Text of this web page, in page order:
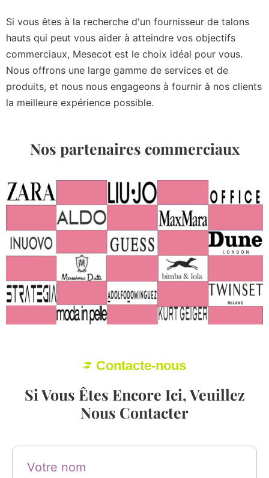
Si vous êtes à la recherche d'un fournisseur de talons
hauts qui peut vous aider à atteindre vos objectifs
commerciaux, Mesecot est le choix idéal pour vous.
Nous offrons une large gamme de services et de
produits, et nous nous engageons à fournir à nos clients
la meilleure expérience possible.
Nos partenaires commerciaux
Contacte-nous
Si Vous Êtes Encore Ici, Veuillez
Nous Contacter